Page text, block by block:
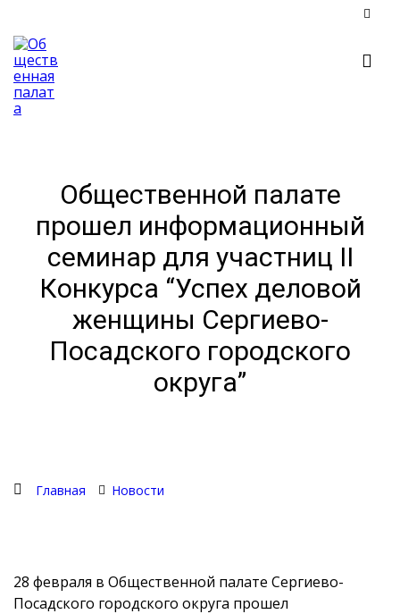
Общественной палате
прошел информационный
семинар для участниц II
Конкурса “Успех деловой
женщины Сергиево-
Посадского городского
округа”
Главная Новости
28 февраля в Общественной палате Сергиево-
Посадского городского округа прошел